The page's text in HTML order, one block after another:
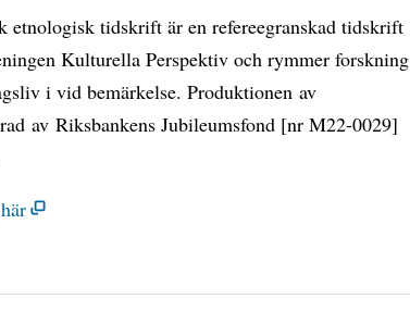
etnologisk tidskrift är en refereegranskad tidskrift
Kulturella Perspektiv och rymmer forskning
i vid bemärkelse. Produktionen av
av Riksbankens Jubileumsfond [nr M22-0029]